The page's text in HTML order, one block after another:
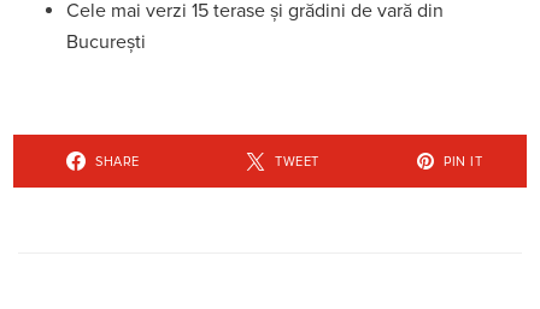
Cele mai verzi 15 terase și grădini de vară din
București
SHARE TWEET PIN IT